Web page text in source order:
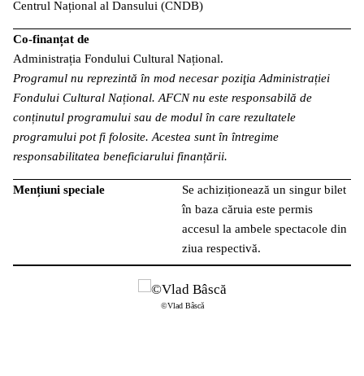
Centrul Național al Dansului (CNDB)
Co-finanțat de
Administrația Fondului Cultural Național.
Programul nu reprezintă în mod necesar poziţia Administrației
Fondului Cultural Național. AFCN nu este responsabilă de
conținutul programului sau de modul în care rezultatele
programului pot fi folosite. Acestea sunt în întregime
responsabilitatea beneficiarului finanțării.
Mențiuni speciale
Se achiziționează un singur bilet
în baza căruia este permis
accesul la ambele spectacole din
ziua respectivă.
©Vlad Bâscă